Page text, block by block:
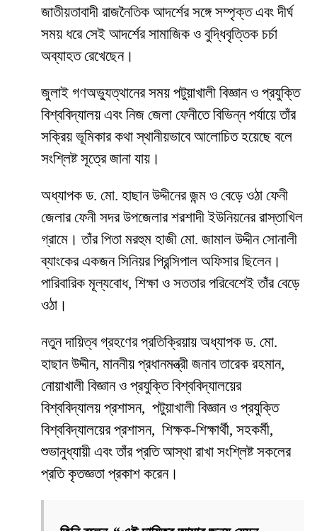
জাতীয়তাবাদী রাজনৈতিক আদর্শের সঙ্গে সম্পৃক্ত এবং দীর্ঘ
সময় ধরে সেই আদর্শের সামাজিক ও বুদ্ধিবৃত্তিক চর্চা
অব্যাহত রেখেছেন।
জুলাই গণঅভ্যুত্থানের সময় পটুয়াখালী বিজ্ঞান ও প্রযুক্তি
বিশ্ববিদ্যালয় এবং নিজ জেলা ফেনীতে বিভিন্ন পর্যায়ে তাঁর
সক্রিয় ভূমিকার কথা স্থানীয়ভাবে আলোচিত হয়েছে বলে
সংশ্লিষ্ট সূত্রে জানা যায়।
অধ্যাপক ড. মো. হাছান উদ্দীনের জন্ম ও বেড়ে ওঠা ফেনী
জেলার ফেনী সদর উপজেলার শরশাদী ইউনিয়নের রাস্তাখিল
গ্রামে। তাঁর পিতা মরহুম হাজী মো. জামাল উদ্দীন সোনালী
ব্যাংকের একজন সিনিয়র প্রিন্সিপাল অফিসার ছিলেন।
পারিবারিক মূল্যবোধ, শিক্ষা ও সততার পরিবেশেই তাঁর বেড়ে
ওঠা।
নতুন দায়িত্ব গ্রহণের প্রতিক্রিয়ায় অধ্যাপক ড. মো.
হাছান উদ্দীন, মাননীয় প্রধানমন্ত্রী জনাব তারেক রহমান,
নোয়াখালী বিজ্ঞান ও প্রযুক্তি বিশ্ববিদ্যালয়ের
বিশ্ববিদ্যালয় প্রশাসন, পটুয়াখালী বিজ্ঞান ও প্রযুক্তি
বিশ্ববিদ্যালয়ের প্রশাসন, শিক্ষক-শিক্ষার্থী, সহকর্মী,
শুভানুধ্যায়ী এবং তাঁর প্রতি আস্থা রাখা সংশ্লিষ্ট সকলের
প্রতি কৃতজ্ঞতা প্রকাশ করেন।